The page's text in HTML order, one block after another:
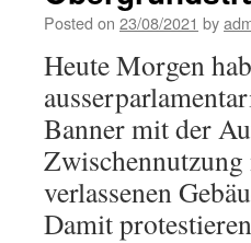
Posted on 23/08/2021 by
Heute Morgen
Banner mit der
Zwischennutzung
verlassenen
Damit